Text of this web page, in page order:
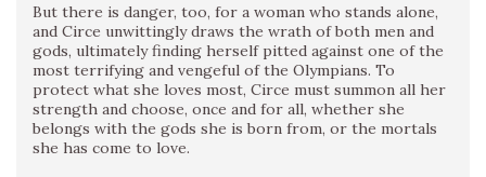
But there is danger, too, for a woman who stands alone,
and Circe unwittingly draws the wrath of both men and
gods, ultimately finding herself pitted against one of the
most terrifying and vengeful of the Olympians. To
protect what she loves most, Circe must summon all her
strength and choose, once and for all, whether she
belongs with the gods she is born from, or the mortals
she has come to love.